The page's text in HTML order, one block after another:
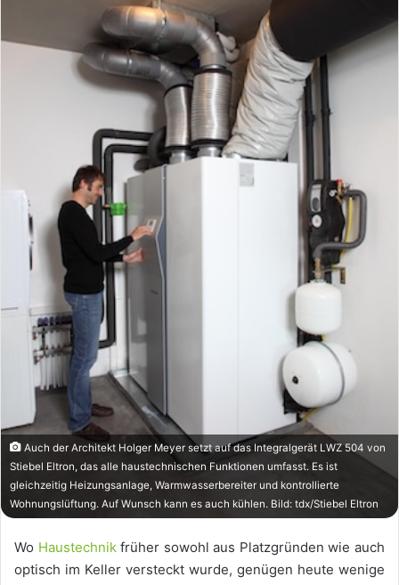
Auch der Architekt Holger Meyer setzt auf das Integralgerät LWZ 504 von
Stiebel Eltron, das alle haustechnischen Funktionen umfasst. Es ist
gleichzeitig Heizungsanlage, Warmwasserbereiter und kontrollierte
Wohnungslüftung. Auf Wunsch kann es auch kühlen. Bild: tdx/Stiebel Eltron
Wo Haustechnikfrüher sowohl aus Platzgründen wie auch
optisch im Keller versteckt wurde, genügen heute wenige